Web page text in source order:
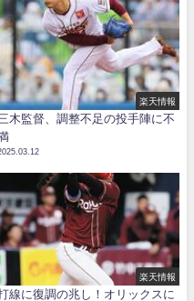
楽天情報
木監督、調整不足の投手陣に不
楽天情報
線に復調の兆し！オリックスに